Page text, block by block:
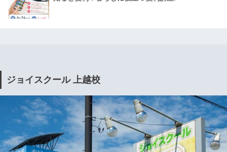
ジョイスクール 上越校